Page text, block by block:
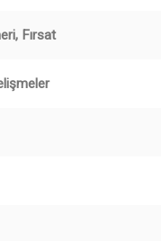
Fırsat